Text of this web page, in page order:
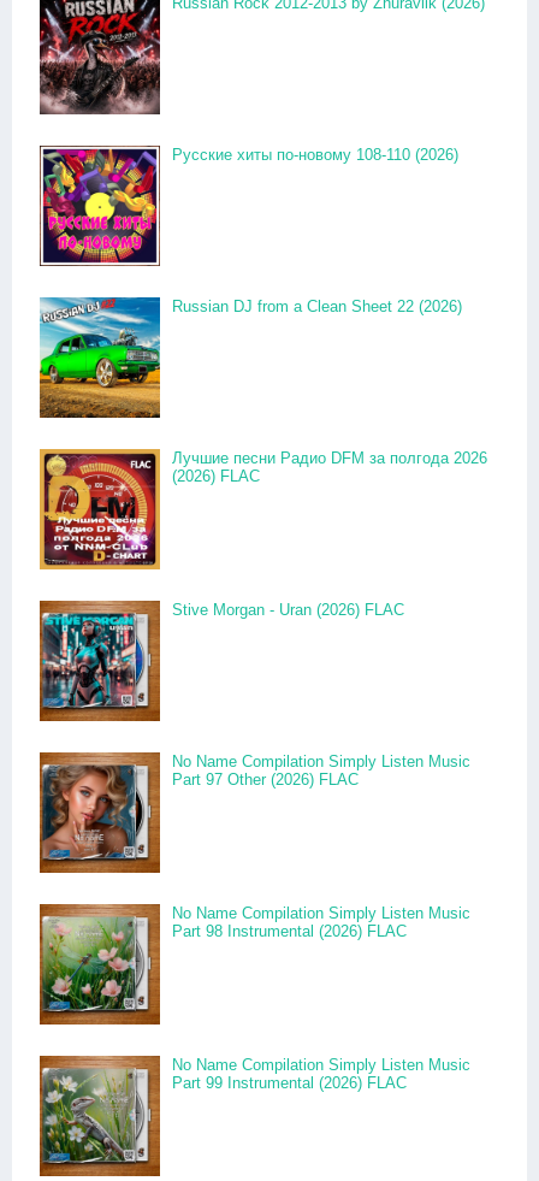
Русские хиты по-новому 108-110 (2026)
Russian DJ from a Clean Sheet 22 (2026)
Лучшие песни Радио DFM за полгода 2026
(2026) FLAC
Stive Morgan - Uran (2026) FLAC
No Name Compilation Simply Listen Music
Part 97 Other (2026) FLAC
No Name Compilation Simply Listen Music
Part 98 Instrumental (2026) FLAC
No Name Compilation Simply Listen Music
Part 99 Instrumental (2026) FLAC